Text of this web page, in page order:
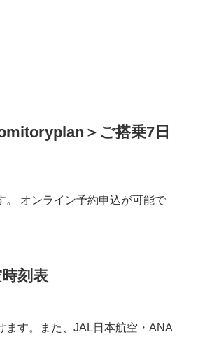
＞ご搭乗7日
。 オンライン予約申込が可能で
刻表
ます。また、JAL日本航空・ANA